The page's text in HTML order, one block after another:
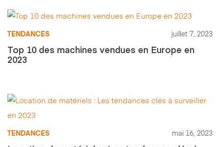
TENDANCES juillet 7, 2023
Top 10 des machines vendues en Europe en
2023
TENDANCES mai 16, 2023